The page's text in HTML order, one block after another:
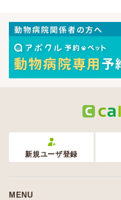
新規ユーザ登録
MENU